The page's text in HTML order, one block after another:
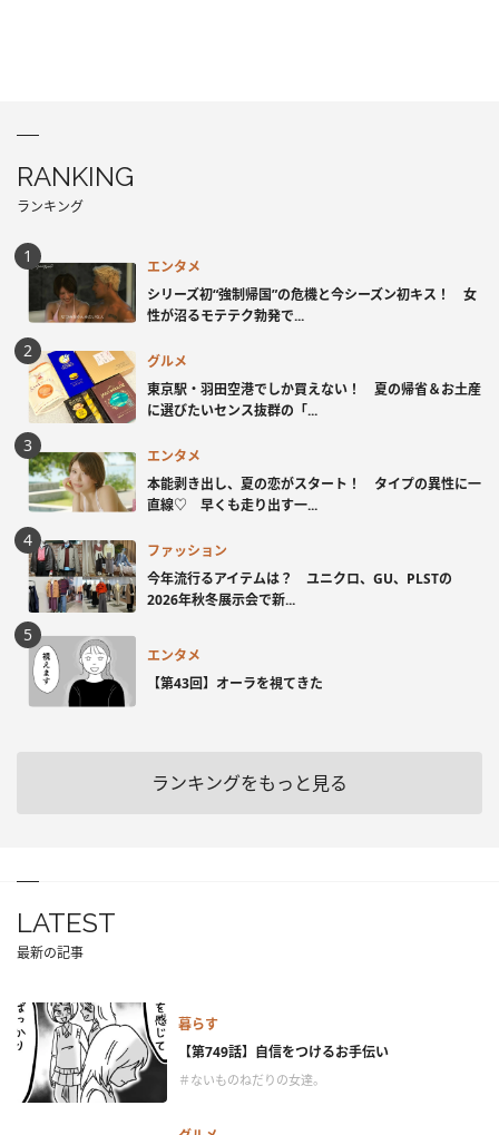
RANKING
ランキング
エンタメ
シリーズ初“強制帰国”の危機と今シーズン初キス！ 女
性が沼るモテテク勃発で...
グルメ
東京駅・羽田空港でしか買えない！ 夏の帰省＆お土産
に選びたいセンス抜群の「...
エンタメ
本能剥き出し、夏の恋がスタート！ タイプの異性に一
直線♡ 早くも走り出す一...
ファッション
今年流行るアイテムは？ ユニクロ、GU、PLSTの
2026年秋冬展示会で新...
エンタメ
【第43回】オーラを視てきた
ランキングをもっと見る
LATEST
最新の記事
暮らす
【第749話】自信をつけるお手伝い
＃ないものねだりの女達。